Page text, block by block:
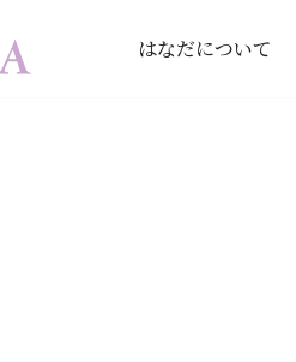
はなだについて